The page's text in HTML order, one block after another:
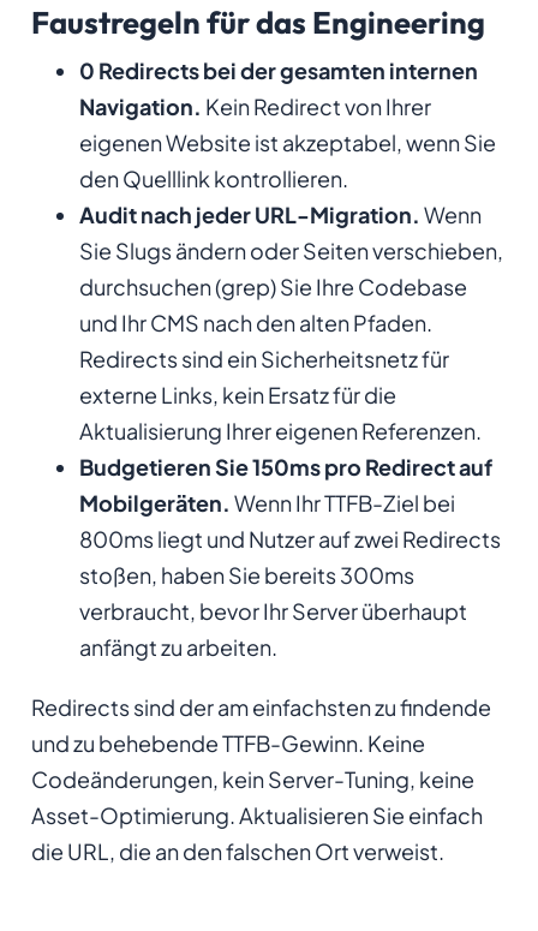
Faustregeln für das Engineering
0 Redirects bei der gesamten internen
Navigation. Kein Redirect von Ihrer
eigenen Website ist akzeptabel, wenn Sie
den Quelllink kontrollieren.
Audit nach jeder URL-Migration. Wenn
Sie Slugs ändern oder Seiten verschieben,
durchsuchen (grep) Sie Ihre Codebase
und Ihr CMS nach den alten Pfaden.
Redirects sind ein Sicherheitsnetz für
externe Links, kein Ersatz für die
Aktualisierung Ihrer eigenen Referenzen.
Budgetieren Sie 150ms pro Redirect auf
Mobilgeräten. Wenn Ihr TTFB-Ziel bei
800ms liegt und Nutzer auf zwei Redirects
stoßen, haben Sie bereits 300ms
verbraucht, bevor Ihr Server überhaupt
anfängt zu arbeiten.
Redirects sind der am einfachsten zu findende
und zu behebende TTFB-Gewinn. Keine
Codeänderungen, kein Server-Tuning, keine
Asset-Optimierung. Aktualisieren Sie einfach
die URL, die an den falschen Ort verweist.